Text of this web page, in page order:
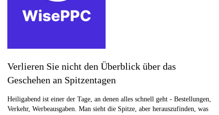
Verlieren Sie nicht den Überblick über das
Geschehen an Spitzentagen
Heiligabend ist einer der Tage, an denen alles schnell geht - Bestellungen,
Verkehr, Werbeausgaben. Man sieht die Spitze, aber herauszufinden, was